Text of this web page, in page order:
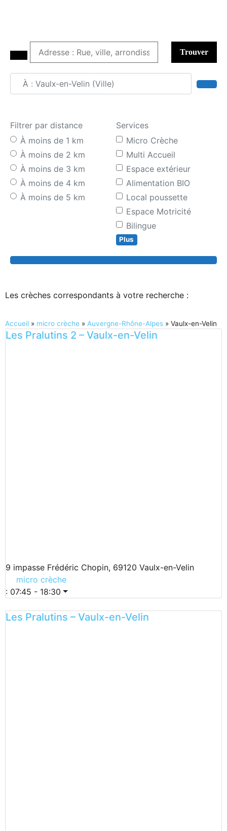
Trouver
Adresse : Rue, ville, arrondissement
Filtrer par distance
À moins de 1 km
À moins de 2 km
À moins de 3 km
À moins de 4 km
À moins de 5 km
Services
Micro Crèche
Multi Accueil
Espace extérieur
Alimentation BIO
Local poussette
Espace Motricité
Bilingue
Plus
Search
Les crèches correspondants à votre recherche :
Accueil » micro crèche » Auvergne-Rhône-Alpes » Vaulx-en-Velin
Les Pralutins 2 – Vaulx-en-Velin
9 impasse Frédéric Chopin, 69120 Vaulx-en-Velin
micro crèche
: 07:45 - 18:30
Les Pralutins – Vaulx-en-Velin